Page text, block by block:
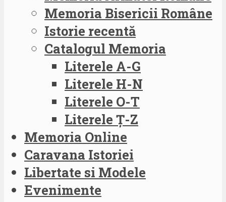
Memoria Bisericii Române
Istorie recentă
Catalogul Memoria
Literele A-G
Literele H-N
Literele O-T
Literele Ț-Z
Memoria Online
Caravana Istoriei
Libertate si Modele
Evenimente